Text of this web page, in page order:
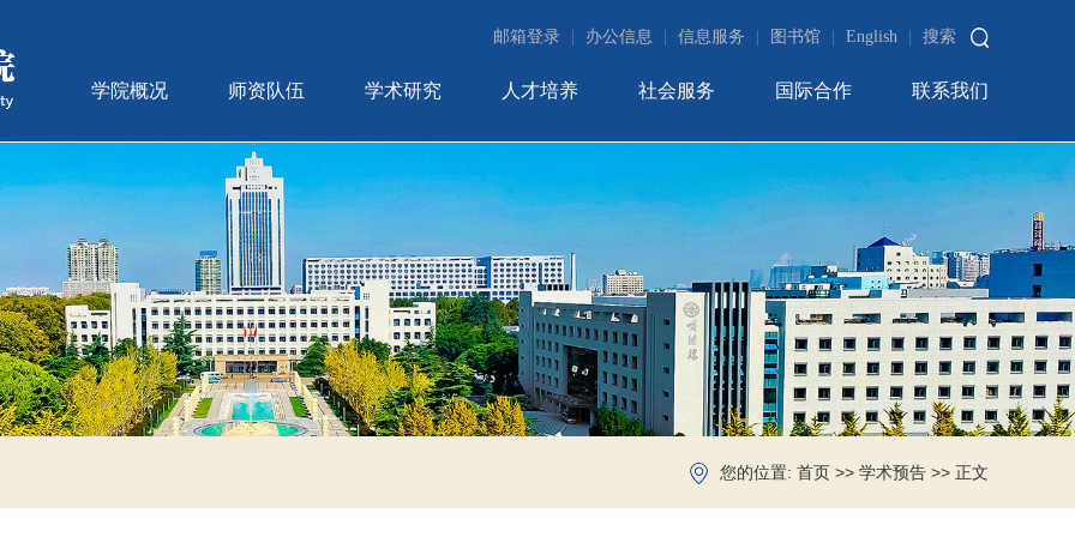
邮箱登录 办公信息 信息服务 图书馆 English 搜索
学院概况 师资队伍 学术研究 人才培养 社会服务 国际合作 联系我们
您的位置: 首页 >> 学术预告 >> 正文